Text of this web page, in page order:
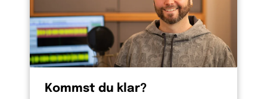
Kommst du klar?